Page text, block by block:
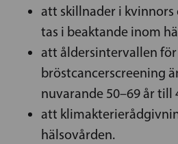
att skillnader i kvinnors
tas i beaktande inom
att åldersintervallen
bröstcancerscreening
nuvarande 50–69 år till
att
hälsovården.